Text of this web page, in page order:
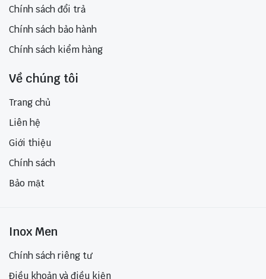
Chính sách đổi trả
Chính sách bảo hành
Chính sách kiểm hàng
Về chúng tôi
Trang chủ
Liên hệ
Giới thiệu
Chính sách
Bảo mật
Inox Men
Chính sách riêng tư
Điều khoản và điều kiện